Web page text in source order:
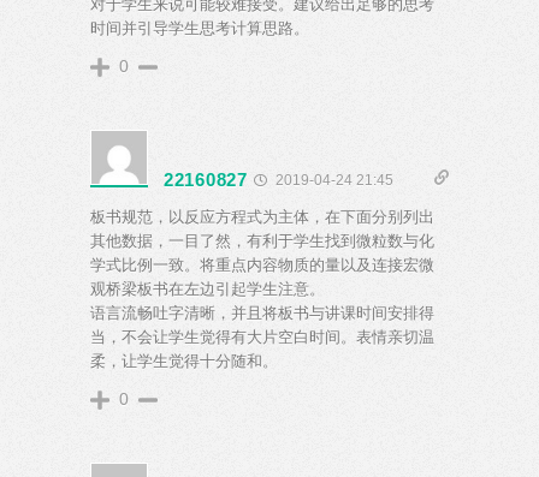
对于学生来说可能较难接受。建议给出足够的思考
时间并引导学生思考计算思路。
0
22160827 2019-04-24 21:45
板书规范，以反应方程式为主体，在下面分别列出
其他数据，一目了然，有利于学生找到微粒数与化
学式比例一致。将重点内容物质的量以及连接宏微
观桥梁板书在左边引起学生注意。
语言流畅吐字清晰，并且将板书与讲课时间安排得
当，不会让学生觉得有大片空白时间。表情亲切温
柔，让学生觉得十分随和。
0